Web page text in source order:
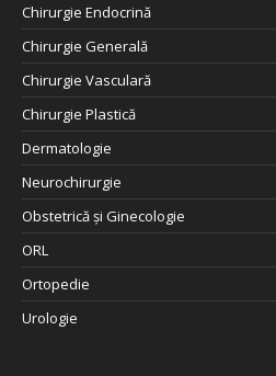
Chirurgie Endocrină
Chirurgie Generală
Chirurgie Vasculară
Chirurgie Plastică
Dermatologie
Neurochirurgie
Obstetrică şi Ginecologie
ORL
Ortopedie
Urologie